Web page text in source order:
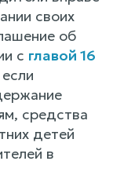
своих
об
с главой 16
средства
детей
в